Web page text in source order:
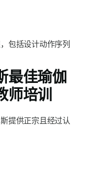
包括设计动作序列
最佳瑜伽
师培训
提供正宗且经过认